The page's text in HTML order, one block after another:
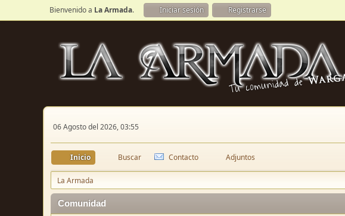
Bienvenido a La Armada. Iniciar sesión Registrarse
06 Agosto del 2026, 03:55
Inicio Buscar Contacto Adjuntos
La Armada
Comunidad